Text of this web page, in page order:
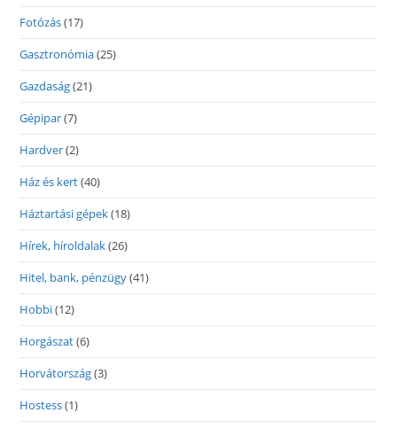
Fotózás(17)
Gasztronómia(25)
Gazdaság(21)
Gépipar(7)
Hardver(2)
Ház és kert(40)
Háztartási gépek(18)
Hírek, híroldalak(26)
Hitel, bank, pénzügy(41)
Hobbi(12)
Horgászat(6)
Horvátország(3)
Hostess(1)